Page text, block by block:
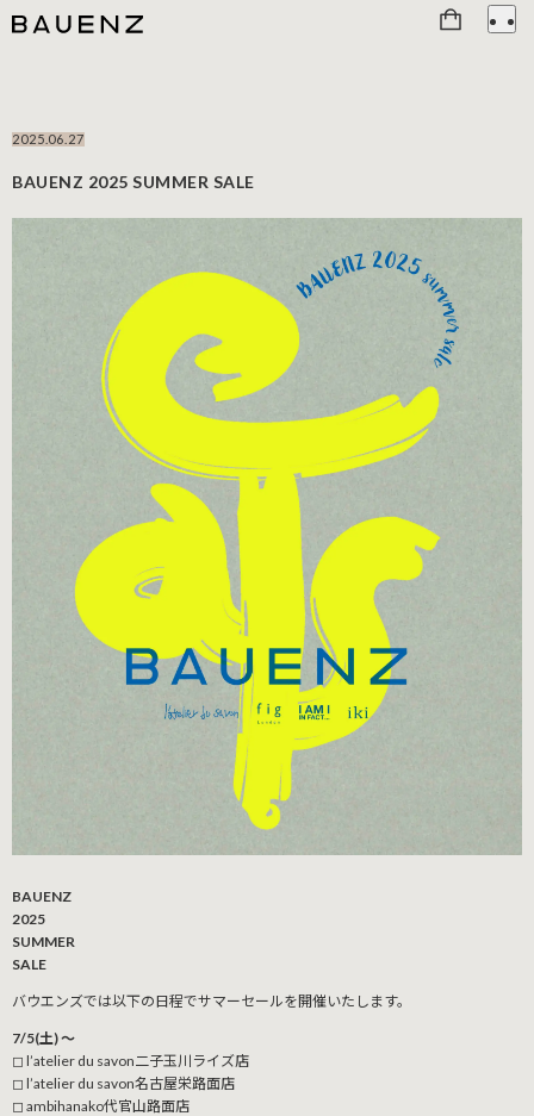
2025.06.27
BAUENZ 2025 SUMMER SALE
BAUENZ
2025
SUMMER
SALE
バウエンズでは以下の日程でサマーセールを開催いたします。
7/5(土) 〜
◻︎ l’atelier du savon二子玉川ライズ店
◻︎ l’atelier du savon名古屋栄路面店
◻︎ ambihanako代官山路面店